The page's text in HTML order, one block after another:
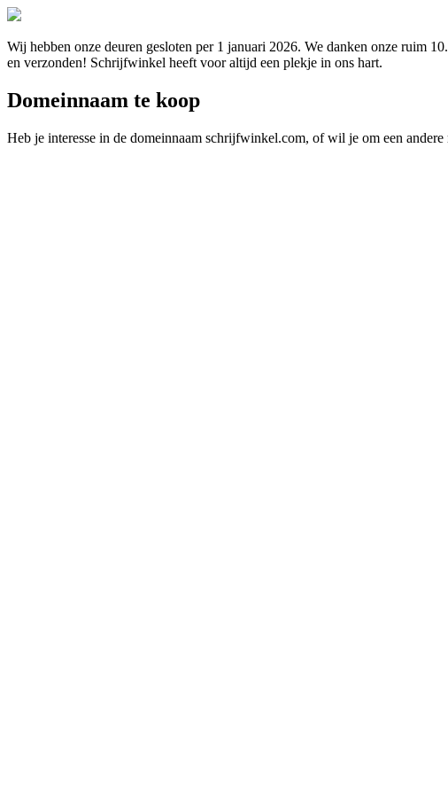
Wij hebben onze deuren gesloten per 1 januari 2026. We danken onze ruim
en verzonden! Schrijfwinkel heeft voor altijd een plekje in ons hart.
Domeinnaam te koop
Heb je interesse in de domeinnaam schrijfwinkel.com, of wil je om een